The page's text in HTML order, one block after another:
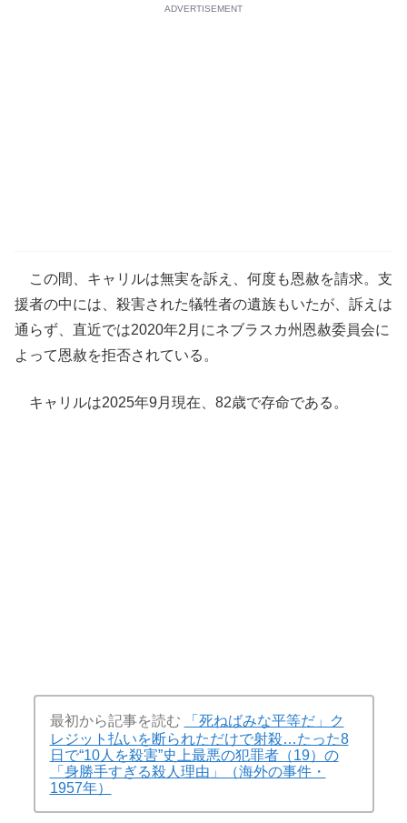
ADVERTISEMENT
この間、キャリルは無実を訴え、何度も恩赦を請求。支
援者の中には、殺害された犠牲者の遺族もいたが、訴えは
通らず、直近では2020年2月にネブラスカ州恩赦委員会に
よって恩赦を拒否されている。
キャリルは2025年9月現在、82歳で存命である。
最初から記事を読む
「死ねばみな平等だ」ク
レジット払いを断られただけで射殺…たった8
日で“10人を殺害”史上最悪の犯罪者（19）の
「身勝手すぎる殺人理由」（海外の事件・
1957年）